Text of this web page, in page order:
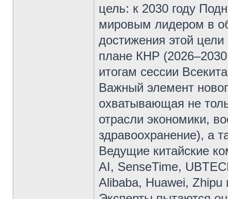
цель: к 2030 году
мировым лидером в
достижения этой
плане КНР
итогам сессии
Важный элемент
охватывающая не
отрасли экономики,
здравоохранение), а
Ведущие китайские
AI, SenseTime,
Alibaba, Huawei, Zhipu